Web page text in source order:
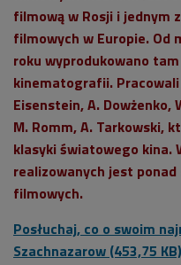
filmową w Rosji i jednym
filmowych w Europie. Od
roku wyprodukowano
kinematografii.
Eisenstein, A. Dowżenko,
M. Romm, A. Tarkowski,
klasyki światowego kina.
realizowanych jest
filmowych.
Posłuchaj, co o swoim
Szachnazarow (453,75 KB)